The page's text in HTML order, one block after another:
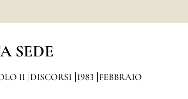
SEDE
II DISCORSI 1983 FEBBRAIO